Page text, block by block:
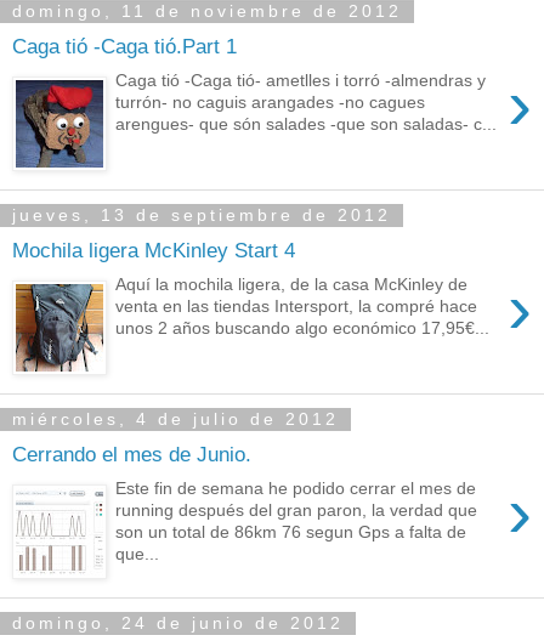
domingo, 11 de noviembre de 2012
Caga tió -Caga tió.Part 1
›
Caga tió -Caga tió- ametlles i torró -almendras y
turrón- no caguis arangades -no cagues
arengues- que són salades -que son saladas- c...
jueves, 13 de septiembre de 2012
Mochila ligera McKinley Start 4
›
Aquí la mochila ligera, de la casa McKinley de
venta en las tiendas Intersport, la compré hace
unos 2 años buscando algo económico 17,95€...
miércoles, 4 de julio de 2012
Cerrando el mes de Junio.
›
Este fin de semana he podido cerrar el mes de
running después del gran paron, la verdad que
son un total de 86km 76 segun Gps a falta de
que...
domingo, 24 de junio de 2012